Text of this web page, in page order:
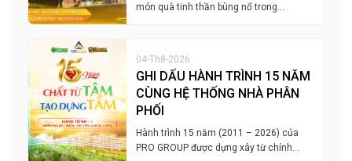
món quà tinh thần bùng nổ trong…
04-Th8-2026
GHI DẤU HÀNH TRÌNH 15 NĂM
CÙNG HỆ THỐNG NHÀ PHÂN
PHỐI
Hành trình 15 năm (2011 – 2026) của
PRO GROUP được dựng xây từ chính…